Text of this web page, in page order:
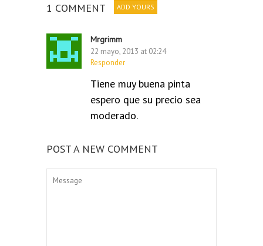
1 COMMENT ADD YOURS
Mrgrimm
22 mayo, 2013 at 02:24
Responder
Tiene muy buena pinta
espero que su precio sea
moderado.
POST A NEW COMMENT